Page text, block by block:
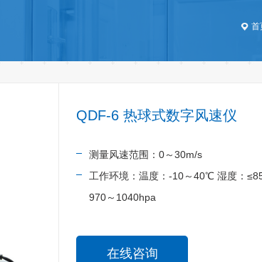
首
QDF-6 热球式数字风速仪
测量风速范围：0～30m/s
工作环境：温度：-10～40℃ 湿度：
970～1040hpa
在线咨询